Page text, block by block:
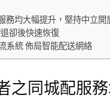
務均大幅提升，堅持中立開
卻後快速恢復
系統 佈局智能配送網絡
之同城配服